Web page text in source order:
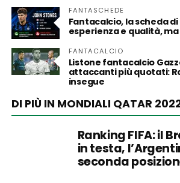
FANTASCHEDE
Fantacalcio, la scheda
esperienza e qualità,
FANTACALCIO
Listone fantacalcio
attaccanti più quotati:
insegue
DI PIÙ IN MONDIALI QATAR
Ranking FIFA: il
in testa,
seconda